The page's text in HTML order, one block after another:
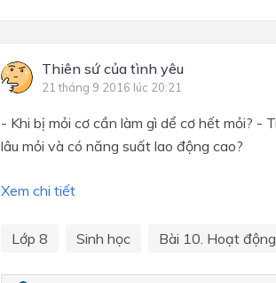
Thiên sứ của tình yêu
21 tháng 9 2016 lúc 20:21
- Khi bị mỏi cơ cần làm gì dể cơ hết mỏi? -
lâu mỏi và có năng suất lao động cao?
Xem chi tiết
Lớp 8 Sinh học Bài 10. Hoạt